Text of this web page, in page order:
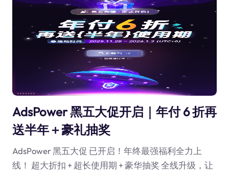
AdsPower 黑五大促开启｜年付 6 折再
送半年＋豪礼抽奖
AdsPower 黑五大促 已开启！年终最强福利全力上
线！ 超大折扣 + 超长使用期 + 豪华抽奖 全线升级，让